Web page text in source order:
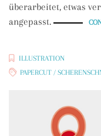
überarbeitet, etwas
angepasst.
ILLUSTRATION
PAPERCUT /